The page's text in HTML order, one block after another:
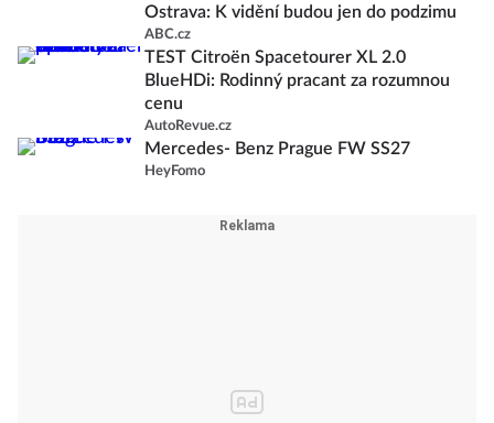
Ostrava: K vidění budou jen do podzimu
ABC.cz
TEST Citroën Spacetourer XL 2.0
BlueHDi: Rodinný pracant za rozumnou
cenu
AutoRevue.cz
Mercedes- Benz Prague FW SS27
HeyFomo